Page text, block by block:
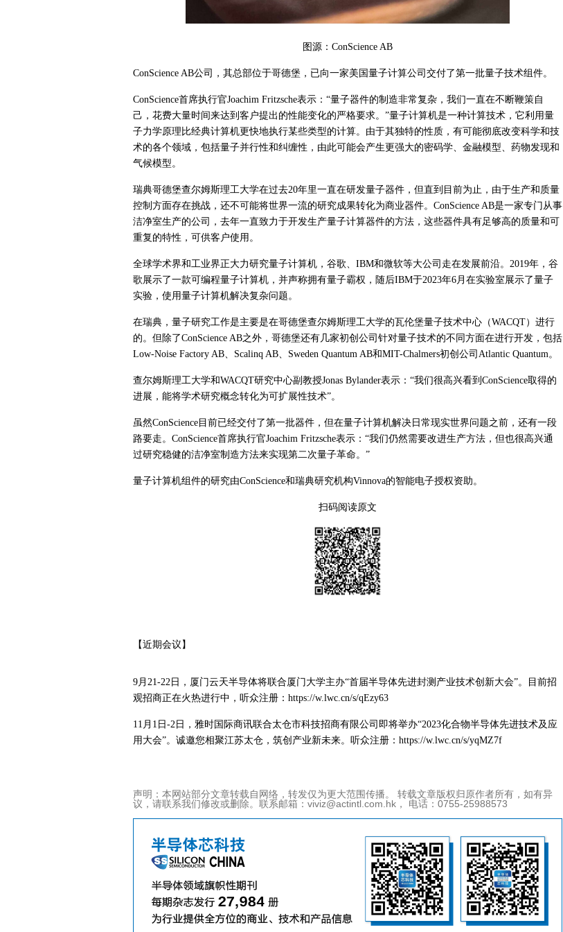
图源：ConScience AB
ConScience AB公司，其总部位于哥德堡，已向一家美国量子计算公司交付了第一批量子技术组件。
ConScience首席执行官Joachim Fritzsche表示：“量子器件的制造非常复杂，我们一直在不断鞭策自
己，花费大量时间来达到客户提出的性能变化的严格要求。”量子计算机是一种计算技术，它利用量
子力学原理比经典计算机更快地执行某些类型的计算。由于其独特的性质，有可能彻底改变科学和技
术的各个领域，包括量子并行性和纠缠性，由此可能会产生更强大的密码学、金融模型、药物发现和
气候模型。
瑞典哥德堡查尔姆斯理工大学在过去20年里一直在研发量子器件，但直到目前为止，由于生产和质量
控制方面存在挑战，还不可能将世界一流的研究成果转化为商业器件。ConScience AB是一家专门从事
洁净室生产的公司，去年一直致力于开发生产量子计算器件的方法，这些器件具有足够高的质量和可
重复的特性，可供客户使用。
全球学术界和工业界正大力研究量子计算机，谷歌、IBM和微软等大公司走在发展前沿。2019年，谷
歌展示了一款可编程量子计算机，并声称拥有量子霸权，随后IBM于2023年6月在实验室展示了量子
实验，使用量子计算机解决复杂问题。
在瑞典，量子研究工作是主要是在哥德堡查尔姆斯理工大学的瓦伦堡量子技术中心（WACQT）进行
的。但除了ConScience AB之外，哥德堡还有几家初创公司针对量子技术的不同方面在进行开发，包括
Low-Noise Factory AB、Scalinq AB、Sweden Quantum AB和MIT-Chalmers初创公司Atlantic Quantum。
查尔姆斯理工大学和WACQT研究中心副教授Jonas Bylander表示：“我们很高兴看到ConScience取得的
进展，能将学术研究概念转化为可扩展性技术”。
虽然ConScience目前已经交付了第一批器件，但在量子计算机解决日常现实世界问题之前，还有一段
路要走。ConScience首席执行官Joachim Fritzsche表示：“我们仍然需要改进生产方法，但也很高兴通
过研究稳健的洁净室制造方法来实现第二次量子革命。”
量子计算机组件的研究由ConScience和瑞典研究机构Vinnova的智能电子授权资助。
扫码阅读原文
【近期会议】
9月21-22日，厦门云天半导体将联合厦门大学主办“首届半导体先进封测产业技术创新大会”。目前招
观招商正在火热进行中，听众注册：https://w.lwc.cn/s/qEzy63
11月1日-2日，雅时国际商讯联合太仓市科技招商有限公司即将举办“2023化合物半导体先进技术及应
用大会”。诚邀您相聚江苏太仓，筑创产业新未来。听众注册：https://w.lwc.cn/s/yqMZ7f
声明：本网站部分文章转载自网络，转发仅为更大范围传播。 转载文章版权归原作者所有，如有异
议，请联系我们修改或删除。联系邮箱：viviz@actintl.com.hk， 电话：0755-25988573